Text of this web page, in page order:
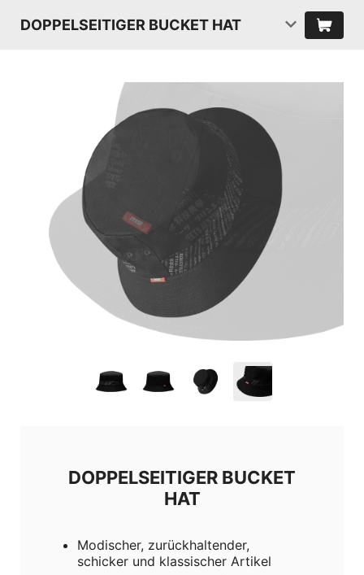
DOPPELSEITIGER BUCKET HAT
DOPPELSEITIGER BUCKET
HAT
Modischer, zurückhaltender,
schicker und klassischer Artikel